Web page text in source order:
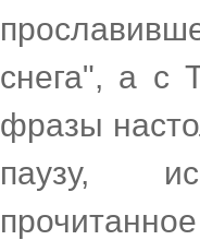
снега", а с
фразы
паузу,